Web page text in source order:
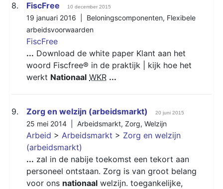
8. FiscFree 10 december 2015
19 januari 2016 | Beloningscomponenten, Flexibele
arbeidsvoorwaarden
FiscFree
... Download de white paper Klant aan het
woord Fiscfree® in de praktijk | kijk hoe het
werkt Nationaal WKR ...
9. Zorg en welzijn (arbeidsmarkt) 20 juni 2015
25 mei 2014 | Arbeidsmarkt, Zorg, Welzijn
Arbeid > Arbeidsmarkt > Zorg en welzijn
(arbeidsmarkt)
... zal in de nabije toekomst een tekort aan
personeel ontstaan. Zorg is van groot belang
voor ons nationaal welzijn. toegankelijke,